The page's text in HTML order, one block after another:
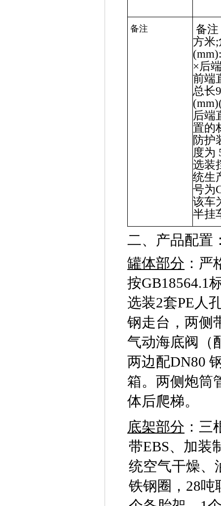
备注
备
方米;
(mm):
×后
前端
总长
后端
置的
防护
度为
选装
统生
号为
该车
半挂
二、产品配置
罐体部分 ：
按GB18564.1
选装2套PE 人
钢走台，两侧
气动海底阀（
两边配DN80
箱。两侧炮筒
体后爬梯。
底架部分 ：三
带EBS、加装
统空气干燥、
铁钢圈， 28吨